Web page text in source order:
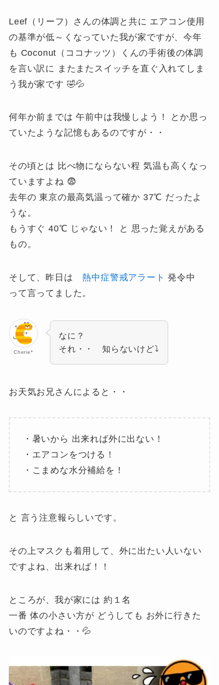
Leef（リーフ）さんの体調と共に エアコン使用
の基準が低～くなっていた我が家ですが、今年
も Coconut（ココナッツ）くんの手術後の体調
を言い訳に またまたスイッチを直ぐ入れてしま
う我が家です 🤣💦
何年か前までは 午前中は我慢しよう！ とか思っ
ていたような記憶もあるのですが・・
その頃とは 比べ物にならない程 気温も高くなっ
ていますよね 😨
去年の 東京の最高気温って確か 37℃ だったよ
うな。
もうすぐ 40℃ じゃない！ と 思った覚えがある
もの。
そして、昨日は熱中症警戒アラート 発令中
って言ってました。
Cherie*
なに？
それ・・ 知らないけど⤵
お天気お兄さんによると・・
・暑いから 出来れば外に出ない！
・エアコンをつける！
・こまめな水分補給を！
と 言う注意報らしいです。
その上マスクも着用して、外に出たい人いない
ですよね、出来れば！！
ところが、我が家には 約１名
一番 体の小さい方が どうしても お外に行きた
いのですよね・・💦